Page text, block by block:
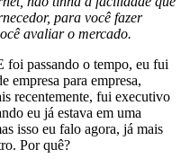
para você fazer
avaliar o mercado.
foi passando o tempo, eu fui
empresa para empresa,
recentemente, fui executivo
eu já estava em uma
isso eu falo agora, já mais
Por quê?